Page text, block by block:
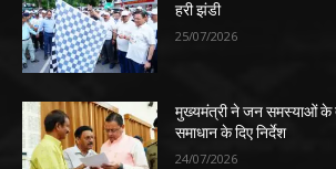
हरी झंडी
25/07/2026
मुख्यमंत्री ने जन समस्याओं के
समाधान के दिए निर्देश
24/07/2026